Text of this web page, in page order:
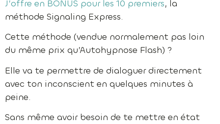
J’offre en BONUS pour les 10 premiers, la
méthode Signaling Express.
Cette méthode (vendue normalement pas loin
du même prix qu’Autohypnose Flash) ?
Elle va te permettre de dialoguer directement
avec ton inconscient en quelques minutes à
peine.
Sans même avoir besoin de te mettre en état